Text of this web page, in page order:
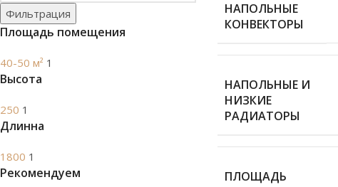
Фильтрация
Площадь помещения
40-50 м² 1
Высота
250 1
Длинна
1800 1
Рекомендуем
НАПОЛЬНЫЕ
КОНВЕКТОРЫ
НАПОЛЬНЫЕ И
НИЗКИЕ
РАДИАТОРЫ
ПЛОЩАДЬ